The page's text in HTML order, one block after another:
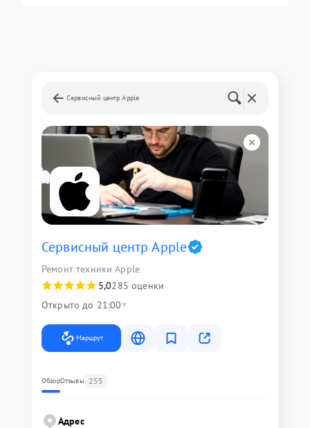
Сервисный центр Apple
Сервисный центр Apple
Ремонт техники Apple
5,0285 оценки
Открыто до 21:00
Маршрут
ОбзорОтзывы 255
Адрес